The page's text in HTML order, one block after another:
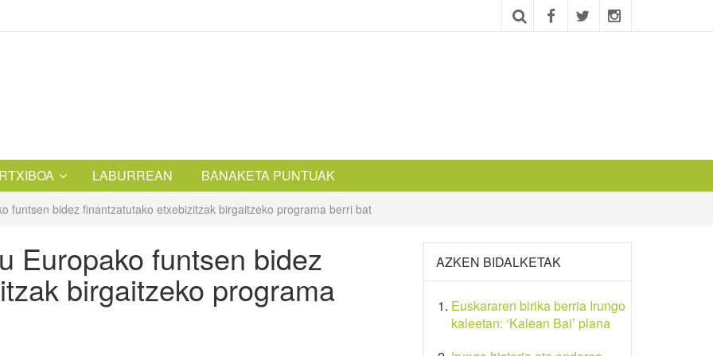
LABURREAN BANAKETA PUNTUAK
funtsen bidez finantzatutako etxebizitzak birgaitzeko programa berri bat
Europako funtsen bidez
birgaitzeko programa
AZKEN BIDALKETAK
Euskararen birika berria Irungo
kaleetan: ‘Kalean Bai’ plana